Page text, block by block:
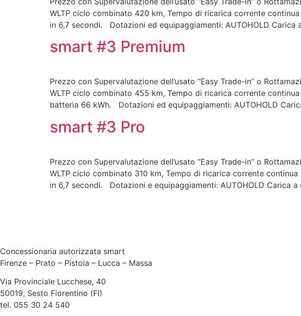
WLTP ciclo combinato 420 km, Tempo di ricarica corrente
in 6,7 secondi. Dotazioni ed equipaggiamenti: AUTOHOLD Carica
smart #3 Premium
Prezzo con Supervalutazione dell’usato “Easy Trade-in” o
WLTP ciclo combinato 455 km, Tempo di ricarica corrente
batteria 66 kWh. Dotazioni ed equipaggiamenti: AUTOHOLD
smart #3 Pro
Prezzo con Supervalutazione dell’usato “Easy Trade-in” o
WLTP ciclo combinato 310 km, Tempo di ricarica corrente
in 6,7 secondi. Dotazioni e equipaggiamenti: AUTOHOLD Carica
Concessionaria autorizzata smart
Firenze – Prato – Pistoia – Lucca – Massa
Via Provinciale Lucchese, 40
50019, Sesto Fiorentino (FI)
tel. 055 30 24 540